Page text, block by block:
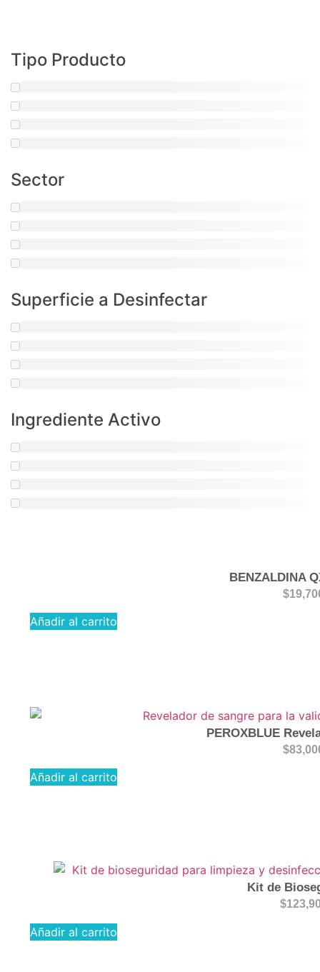
Tipo Producto
Sector
Superficie a Desinfectar
Ingrediente Activo
BENZALDINA
$
Añadir al carrito
PEROXBLUE
$
Añadir al carrito
Kit de
$
Añadir al carrito